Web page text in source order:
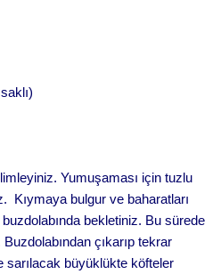
Yumuşaması için tuzlu
Kıymaya bulgur ve baharatları
bekletiniz. Bu sürede
çıkarıp tekrar
sarılacak büyüklükte köfteler